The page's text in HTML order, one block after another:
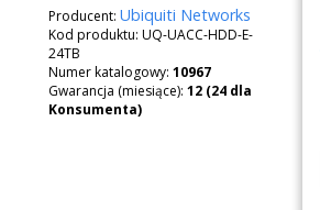
Producent:Ubiquiti Networks
Kod produktu:UQ-UACC-HDD-E-
24TB
Numer katalogowy:10967
Gwarancja (miesiące):